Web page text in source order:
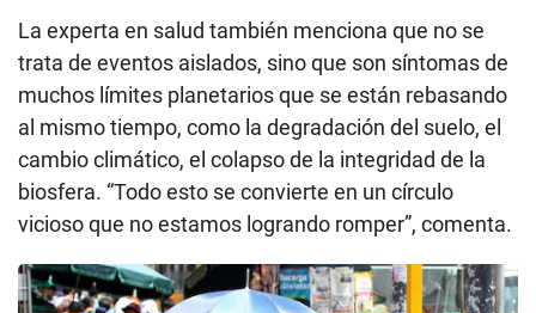
La experta en salud también menciona que no se
trata de eventos aislados, sino que son síntomas de
muchos límites planetarios que se están rebasando
al mismo tiempo, como la degradación del suelo, el
cambio climático, el colapso de la integridad de la
biosfera. “Todo esto se convierte en un círculo
vicioso que no estamos logrando romper”, comenta.